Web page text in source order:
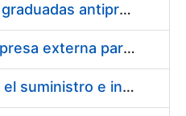
Suministro de gafas graduadas antiproyecciones para los trabajadores de la FNMT-RCM en los centros de trabajo de Madrid y Burgos
Servicios de una empresa externa para el asesoramiento y resolución de los recursos de alzada que se presentan relacionados con procesos de selección para la FNMT-RCM
Acuerdo marco para el suministro e instalación de persianas, estores y otros complementos